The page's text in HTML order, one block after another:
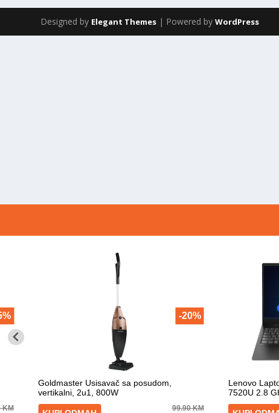
Designed by Elegant Themes | Powered byWordPress